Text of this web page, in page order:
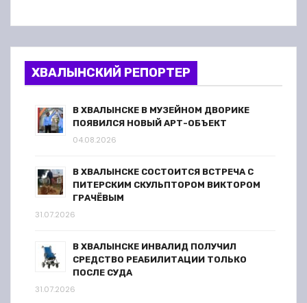
ХВАЛЫНСКИЙ РЕПОРТЕР
В ХВАЛЫНСКЕ В МУЗЕЙНОМ ДВОРИКЕ
ПОЯВИЛСЯ НОВЫЙ АРТ-ОБЪЕКТ
04.08.2026
В ХВАЛЫНСКЕ СОСТОИТСЯ ВСТРЕЧА С
ПИТЕРСКИМ СКУЛЬПТОРОМ ВИКТОРОМ
ГРАЧЁВЫМ
31.07.2026
В ХВАЛЫНСКЕ ИНВАЛИД ПОЛУЧИЛ
СРЕДСТВО РЕАБИЛИТАЦИИ ТОЛЬКО
ПОСЛЕ СУДА
31.07.2026